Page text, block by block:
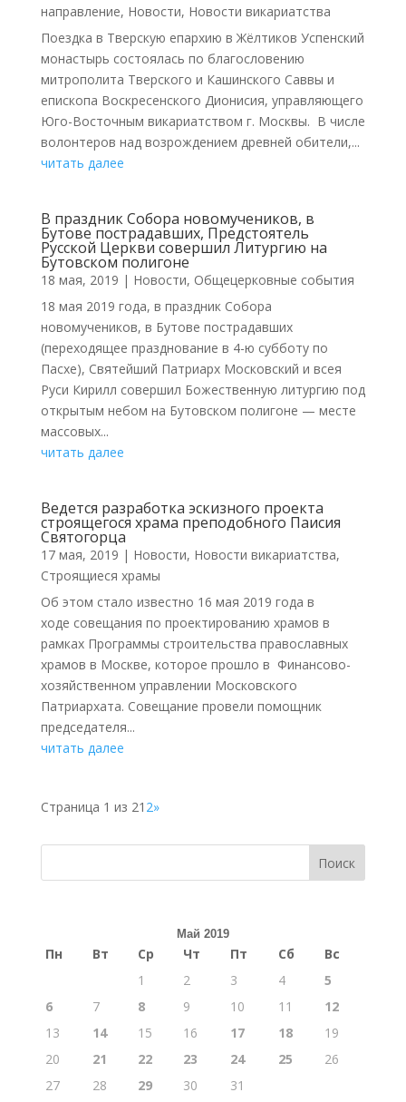
направление, Новости, Новости викариатства
Поездка в Тверскую епархию в Жёлтиков Успенский
монастырь состоялась по благословению
митрополита Тверского и Кашинского Саввы и
епископа Воскресенского Дионисия, управляющего
Юго-Восточным викариатством г. Москвы. В числе
волонтеров над возрождением древней обители,...
читать далее
В праздник Собора новомучеников, в
Бутове пострадавших, Предстоятель
Русской Церкви совершил Литургию на
Бутовском полигоне
18 мая, 2019 | Новости, Общецерковные события
18 мая 2019 года, в праздник Собора
новомучеников, в Бутове пострадавших
(переходящее празднование в 4-ю субботу по
Пасхе), Святейший Патриарх Московский и всея
Руси Кирилл совершил Божественную литургию под
открытым небом на Бутовском полигоне — месте
массовых...
читать далее
Ведется разработка эскизного проекта
строящегося храма преподобного Паисия
Святогорца
17 мая, 2019 | Новости, Новости викариатства,
Строящиеся храмы
Об этом стало известно 16 мая 2019 года в
ходе совещания по проектированию храмов в
рамках Программы строительства православных
храмов в Москве, которое прошло в Финансово-
хозяйственном управлении Московского
Патриархата. Совещание провели помощник
председателя...
читать далее
Страница 1 из 21 2»
Поиск
Май 2019
Пн Вт Ср Чт Пт Сб
Вс
1
2 3 4
5
6
7 8 9 10 11
12
13
14 15 16 17 18
19
20
21 22 23 24 25
26
27
28 29 30
31